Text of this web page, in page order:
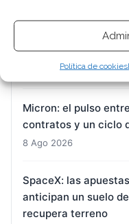
Política de cookies
D-Wave Quantum:
la contabilidad aún
8 Ago 2026
Micron: el pulso
contratos y un ciclo
8 Ago 2026
SpaceX: las
anticipan un suelo
recupera terreno